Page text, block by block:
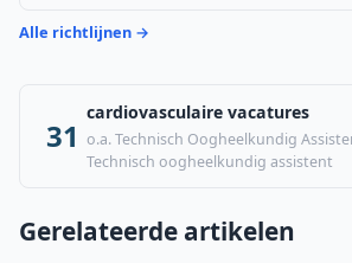
Alle richtlijnen →
31
cardiovasculaire vacatures
o.a. Technisch Oogheelkundig
Technisch oogheelkundig assistent
Gerelateerde artikelen